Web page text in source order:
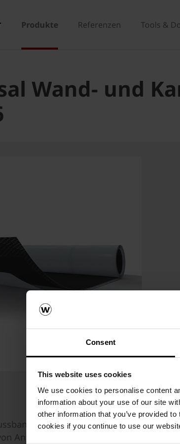
Consent
This website uses cookies
We use cookies to personalise content
information about your use of our site
other information that you’ve provided
cookies if you continue to use our
Produkte Referenzen Tools &
Wand- und
aus TPE von Wienerberger bietet
Anwendungen, speziell im Bereich